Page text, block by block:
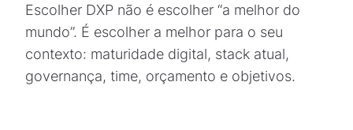
Escolher DXP não é escolher “a melhor do
mundo”. É escolher a melhor para o seu
contexto: maturidade digital, stack atual,
governança, time, orçamento e objetivos.